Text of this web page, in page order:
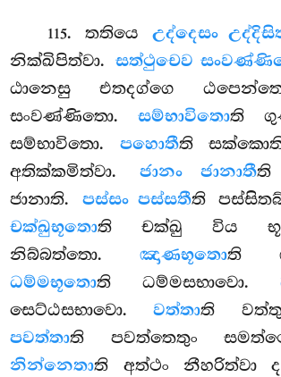
115. තතියෙඋද්දෙසං
නික්ඛිපිත්වා.සත්ථුචෙව
ඨානෙසු එතදග්ගෙ
සංවණ්ණිතො. සම්භාවිතොති
සම්භාවිතො. පහොතීති
අතික්කමිත්වා. ජානං ජානාතීති
ජානාති. පස්සං පස්සතීති
චක්ඛුභූතොති චක්ඛු විය
නිබ්බත්තො. ඤාණභූතොති
ධම්මභූතොති ධම්මසභාවො.
සෙට්ඨසභාවො.වත්තාති
පවත්තාති පවත්තෙතුං
නින්නෙතාති අත්ථං නීහරිත්වා